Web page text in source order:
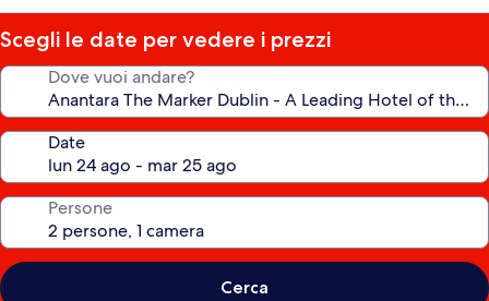
Scegli le date per vedere i prezzi
Dove vuoi andare?
Date
Persone
Cerca